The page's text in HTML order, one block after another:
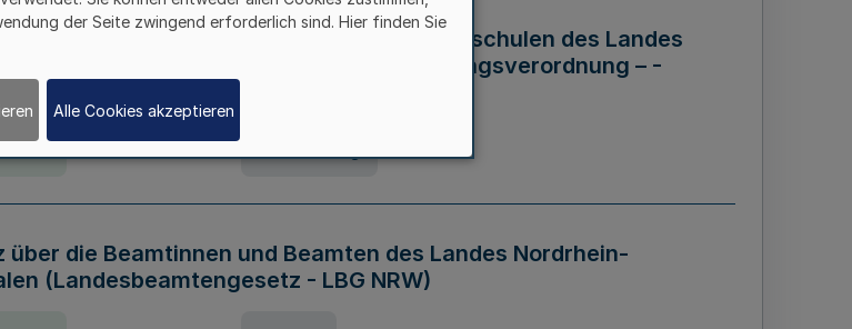
über die Wirtschaftsführung der Hochschulen des Landes
Westfalen (Hochschulwirtschaftsführungsverordnung – -
über die Beamtinnen und Beamten des Landes Nordrhein-
(Landesbeamtengesetz - LBG NRW)
der Seite zwingend erforderlich sind. Hier finden Sie
Alle Cookies akzeptieren